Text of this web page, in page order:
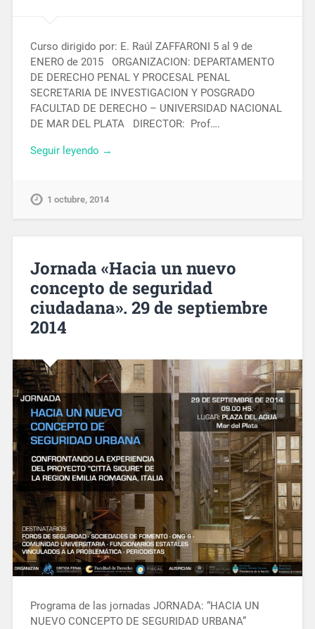
Curso dirigido por: E. Raúl ZAFFARONI 5 al 9 de
ENERO de 2015 ORGANIZACION: DEPARTAMENTO
DE DERECHO PENAL Y PROCESAL PENAL
SECRETARIA DE INVESTIGACION Y POSGRADO
FACULTAD DE DERECHO – UNIVERSIDAD NACIONAL
DE MAR DEL PLATA DIRECTOR: Prof….
Seguir leyendo →
1 octubre, 2014
Jornada «Hacia un nuevo
concepto de seguridad
ciudadana». 29 de septiembre
2014
Programa de las jornadas JORNADA: “HACIA UN
NUEVO CONCEPTO DE SEGURIDAD URBANA”